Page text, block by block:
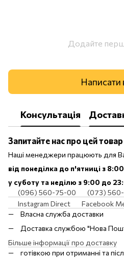
Додайте
Написати
Консультація
Запитайте нас про цей товар
Наші менеджери працюють для
від понеділка до п'ятниці з
у суботу та неділю з 9:00 до
(096) 560-75-00
(073)
Instagram Direct
Facebook
Власна служба доставки
Доставка службою "Нова
Більше інформації про доставку
готівкою при отриманні та